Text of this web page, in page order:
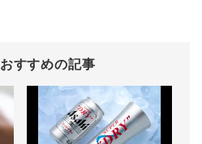
すすめの記事